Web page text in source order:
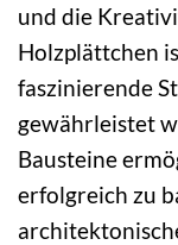
und die
Holzplättchen
faszinierende
gewährleistet
Bausteine
erfolgreich zu